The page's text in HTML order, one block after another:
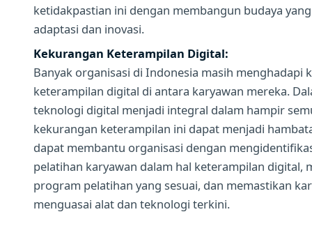
ketidakpastian ini dengan membangun budaya
adaptasi dan inovasi.
Kekurangan Keterampilan Digital:
Banyak organisasi di Indonesia masih menghadapi
keterampilan digital di antara karyawan mereka.
teknologi digital menjadi integral dalam hampir
kekurangan keterampilan ini dapat menjadi
dapat membantu organisasi dengan
pelatihan karyawan dalam hal keterampilan digital,
program pelatihan yang sesuai, dan memastikan
menguasai alat dan teknologi terkini.